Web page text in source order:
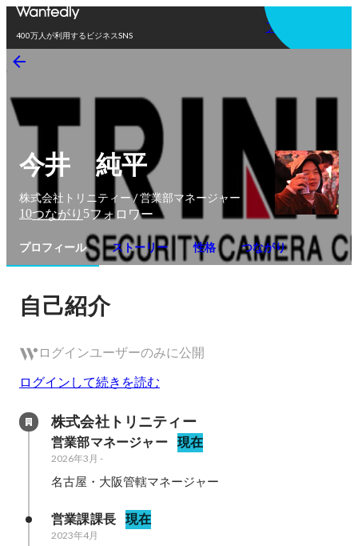
400万人が利用するビジネスSNS
アプリを使う
今井 純平
株式会社トリニティー / 営業部マネージャー
10つながり 5フォロワー
プロフィール ストーリー 性格 つながり
自己紹介
ログインユーザーのみに公開
ログインして続きを読む
株式会社トリニティー
営業部マネージャー 現在
2026年3月 -
名古屋・大阪管轄マネージャー
営業課課長 現在
2023年4月